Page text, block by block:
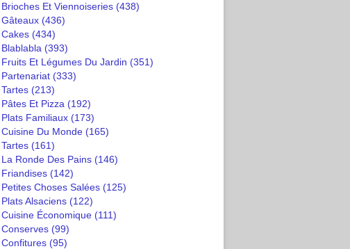
Brioches Et Viennoiseries (438)
Gâteaux (436)
Cakes (434)
Blablabla (393)
Fruits Et Légumes Du Jardin (351)
Partenariat (333)
Tartes (213)
Pâtes Et Pizza (192)
Plats Familiaux (173)
Cuisine Du Monde (165)
Tartes (161)
La Ronde Des Pains (146)
Friandises (142)
Petites Choses Salées (125)
Plats Alsaciens (122)
Cuisine Économique (111)
Conserves (99)
Confitures (95)